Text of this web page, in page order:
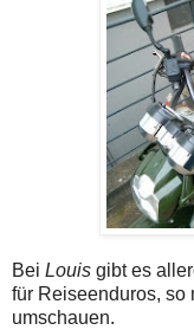
Bei Louis gibt es
für Reiseenduros, so
umschauen.